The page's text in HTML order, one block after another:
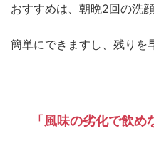
おすすめは、朝晩2回の洗顔
簡単にできますし、残りを
「風味の劣化で飲